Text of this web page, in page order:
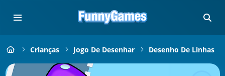
Crianças Jogo De Desenhar Desenho De Linhas